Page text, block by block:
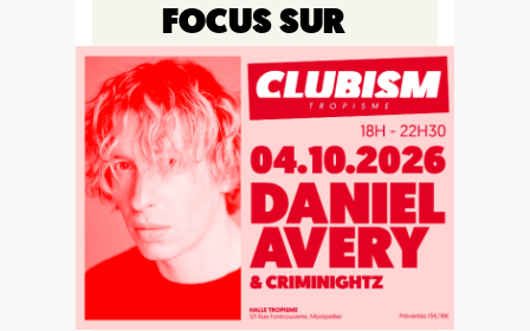
FOCUS SUR